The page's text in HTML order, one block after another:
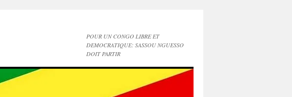
POUR UN CONGO LIBRE ET
DEMOCRATIQUE: SASSOU NGUESSO
DOIT PARTIR